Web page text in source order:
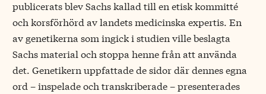
publicerats blev Sachs kallad till en etisk kommitté
och korsförhörd av landets medicinska expertis. En
av genetikerna som ingick i studien ville beslagta
Sachs material och stoppa henne från att använda
det. Genetikern uppfattade de sidor där dennes egna
ord – inspelade och transkriberade – presenterades